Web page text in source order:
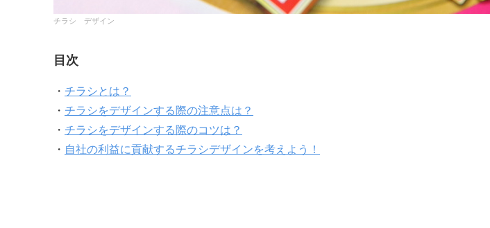
チラシ デザイン
目次
・ チラシとは？
・ チラシをデザインする際の注意点は？
・ チラシをデザインする際のコツは？
・ 自社の利益に貢献するチラシデザインを考えよう！